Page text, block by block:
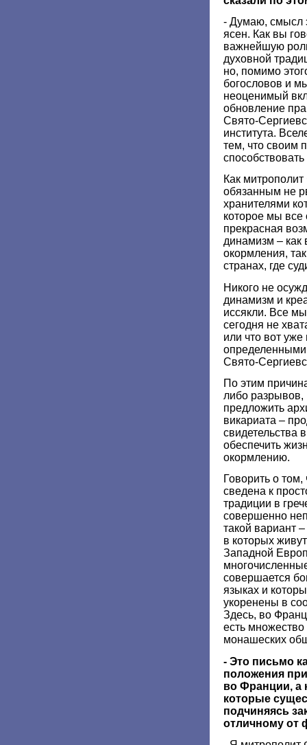
- Думаю, смысл
ясен. Как вы
важнейшую
духовной
но, помимо
богословов и
неоценимый
обновление
Свято-
института.
тем, что своим
способствовать
Как
обязанным не
хранителями
которое мы все
прекрасная
динамизм – как
окормления,
странах, где
Никого не
динамизм и
иссякли. Все
сегодня не
или что вот уже
определенными
Свято-
По этим
либо
предложить
викариата –
свидетельства
обеспечить
окормлению.
Говорить о
сведена к
традиции в
совершенно
такой вариант
в которых
Западной
совершается
языках и
укоренены в
Здесь, во
есть
монашеских
- Это письмо
положения
во Франции, а
которые
подчиняясь
отличному от